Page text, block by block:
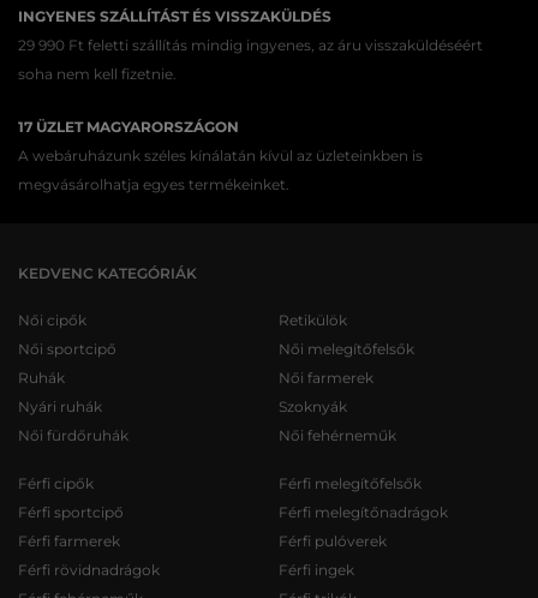
INGYENES SZÁLLÍTÁST ÉS VISSZAKÜLDÉS
29 990 Ft feletti szállítás mindig ingyenes, az áru visszaküldéséért
soha nem kell fizetnie.
17 ÜZLET MAGYARORSZÁGON
A webáruházunk széles kínálatán kívül az üzleteinkben is
megvásárolhatja egyes termékeinket.
KEDVENC KATEGÓRIÁK
Női cipők
Női sportcipő
Ruhák
Nyári ruhák
Női fürdőruhák
Retikülök
Női melegítőfelsők
Női farmerek
Szoknyák
Női fehérneműk
Férfi cipők
Férfi sportcipő
Férfi farmerek
Férfi rövidnadrágok
Férfi melegítőfelsők
Férfi melegítőnadrágok
Férfi pulóverek
Férfi ingek